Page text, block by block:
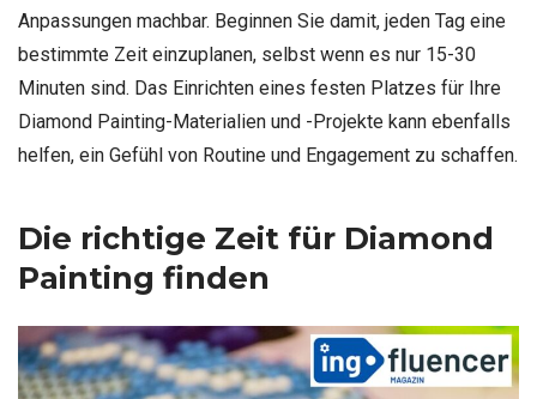
Anpassungen machbar. Beginnen Sie damit, jeden Tag eine
bestimmte Zeit einzuplanen, selbst wenn es nur 15-30
Minuten sind. Das Einrichten eines festen Platzes für Ihre
Diamond Painting-Materialien und -Projekte kann ebenfalls
helfen, ein Gefühl von Routine und Engagement zu schaffen.
Die richtige Zeit für Diamond
Painting finden